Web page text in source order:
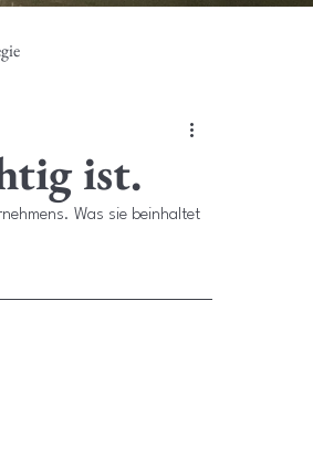
ist.
Was sie beinhaltet